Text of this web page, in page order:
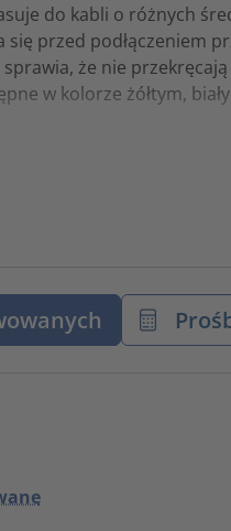
do kabli o różnych
przed podłączeniem
że nie
w kolorze żółtym,